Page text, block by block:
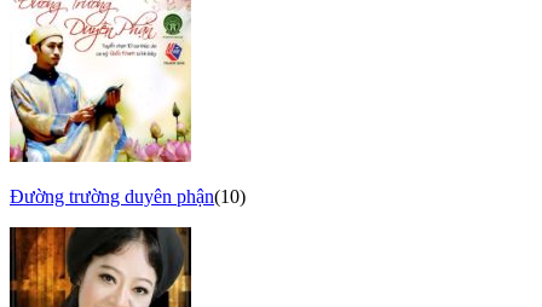
Đường trường duyên phận(10)